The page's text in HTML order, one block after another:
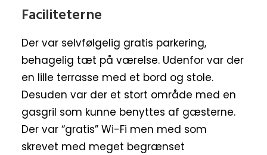
Faciliteterne
Der var selvfølgelig gratis parkering,
behagelig tæt på værelse. Udenfor var der
en lille terrasse med et bord og stole.
Desuden var der et stort område med en
gasgril som kunne benyttes af gæsterne.
Der var “gratis” Wi-Fi men med som
skrevet med meget begrænset